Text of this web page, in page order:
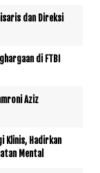
dan Direksi
di FTBI
Aziz
Klinis, Hadirkan
Mental